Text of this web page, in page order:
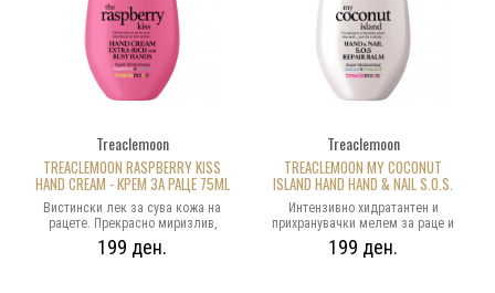
Treaclemoon
TREACLEMOON RASPBERRY KISS
HAND CREAM - КРЕМ ЗА РАЦЕ 75ML
Вистински лек за сува кожа на
рацете. Прекрасно миризлив,
супер влажен крем за раце кој
изобилува со екстракти од
199 ден.
Treaclemoon
TREACLEMOON MY COCONUT
ISLAND HAND HAND & NAIL S.O.S.
REPAIR BALM - КРЕМ ЗА РАЦЕ 75ML
Интензивно хидратантен и
прихранувачки мелем за раце и
нокти со масло од макадамија и
екстракти од цреша. Долготраен
199 ден.